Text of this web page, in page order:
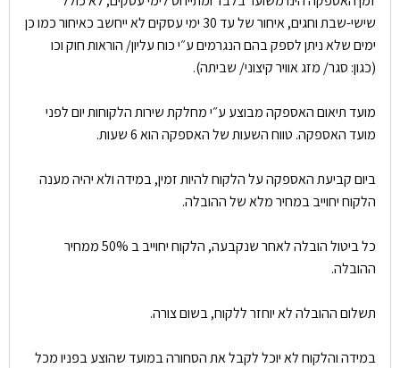
שישי-שבת וחגים, איחור של עד 30 ימי עסקים לא ייחשב כאיחור כמו כן
ימים שלא ניתן לספק בהם הנגרמים ע״י כוח עליון/ הוראות חוק וכו
(כגון: סגר/ מזג אוויר קיצוני/ שביתה).
מועד תיאום האספקה מבוצע ע״י מחלקת שירות הלקוחות יום לפני
מועד האספקה. טווח השעות של האספקה הוא 6 שעות.
ביום קביעת האספקה על הלקוח להיות זמין, במידה ולא יהיה מענה
הלקוח יחוייב במחיר מלא של ההובלה.
כל ביטול הובלה לאחר שנקבעה, הלקוח יחוייב ב 50% ממחיר
ההובלה.
תשלום ההובלה לא יוחזר ללקוח, בשום צורה.
במידה והלקוח לא יוכל לקבל את הסחורה במועד שהוצע בפניו מכל